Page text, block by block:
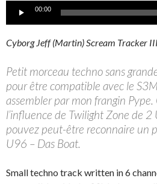
Lecteur00:00
Cyborg Jeff (Martin) Scream Tracker
Petit morceau techno sans
pour être compatible avec le
assembler par mon frangin
l’influence de Twilight Zone de
pouvez peut-être reconnaire un
U96 – Das Boat.
Small techno track written in 6